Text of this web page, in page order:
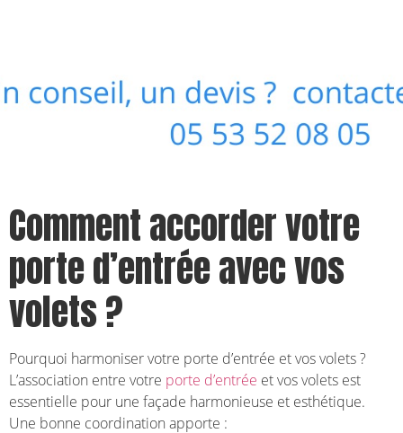
Comment accorder votre
porte d’entrée avec vos
volets ?
Pourquoi harmoniser votre porte d’entrée et vos volets ?
L’association entre votre porte d’entrée et vos volets est
essentielle pour une façade harmonieuse et esthétique.
Une bonne coordination apporte :